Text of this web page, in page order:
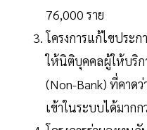
76,000 ราย
โครงการแก้ไขประก
ให้นิติบุคคลผู้ให้บริก
(Non-Bank) ที่คาด
เข้าในระบบได้มากก